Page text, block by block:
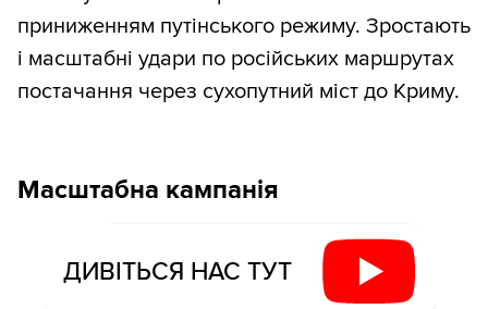
приниженням путінського режиму. Зростають
і масштабні удари по російських маршрутах
постачання через сухопутний міст до Криму.
Масштабна кампанія
ДИВІТЬСЯ НАС ТУТ